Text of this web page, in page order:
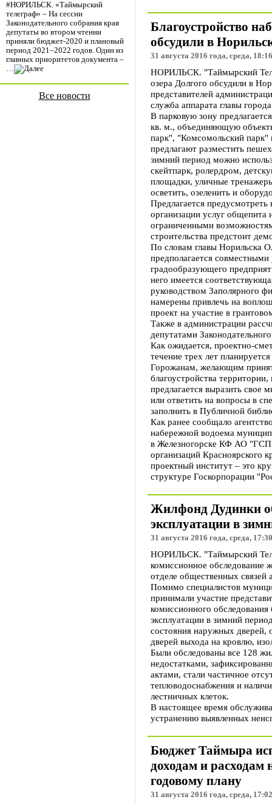
#НОРИЛЬСК. «Таймырский
телеграф» – На сессии
Законодательного собрания края
депутаты во втором чтении
приняли бюджет-2020 и плановый
период 2021–2022 годов. Один из
главных приоритетов документа –
…
Все новости
Благоустройство
обсудили в
31 августа 2016 года, среда, 18:16
НОРИЛЬСК. "Таймырский
озера Долгого обсудили в
представителей
служба аппарата главы
В парковую зону
кв. м., объединяющую
парк", "Комсомольский
предлагают разместить
зимний период можно
скейтпарк, ролердром,
площадки, уличные
осветить, озеленить и
Предлагается
организации услуг общепита
ограниченными
строительства предстоит
По словам главы Норильска
предполагается
градообразующего
него имеется
руководством Заполярного
намерены привлечь на
проект на участие в
Также в администрации
депутатами
Как ожидается, проектно-
течение трех лет
Горожанам, желающим
благоустройства
предлагается выразить свое
или ответить на вопросы в
заполнить в Публичной
Как ранее сообщало
набережной водоема
в Железногорске КФ АО
организаций Красноярского
проектный институт – это
структуре Госкорпорации
Жилфонд Дудинки
эксплуатации в
31 августа 2016 года, среда, 17:30
НОРИЛЬСК. "Таймырский
комиссионное обследование
отделе общественных связей
Помимо специалистов
принимали участие
комиссионного
эксплуатации в зимний
состояния наружных дверей,
дверей выхода на кровлю,
Были обследованы все 128
недостатками,
актами, стали частичное
тепловодоснабжения и
лестничных клеток.
В настоящее время
устранению выявленных
Бюджет Таймыра
доходам и расходам
годовому плану
31 августа 2016 года, среда, 17:02